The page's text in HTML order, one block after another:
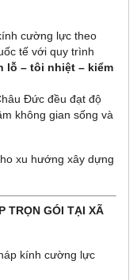
cường lực theo
tế với quy trình
lỗ – tôi nhiệt – kiểm
Đức đều đạt độ
không gian sống và
xu hướng xây dựng
TRỌN GÓI TẠI XÃ
kính cường lực